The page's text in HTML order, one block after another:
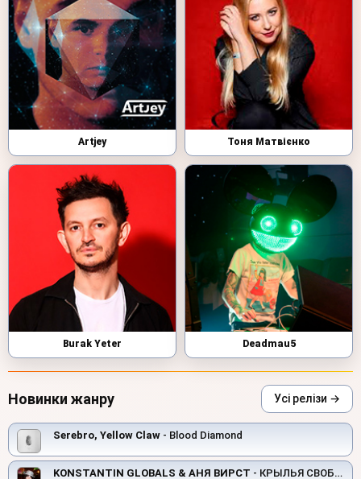
Artjey Тоня Матвієнко
Burak Yeter Deadmau5
Новинки жанру Усі релізи →
Serebro, Yellow Claw - Blood Diamond
KONSTANTIN GLOBALS & АНЯ ВИРСТ - КРЫЛЬЯ СВОБОДЫ